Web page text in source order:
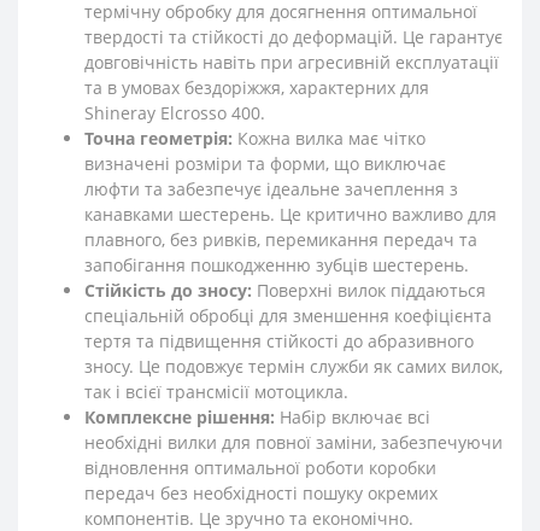
термічну обробку для досягнення оптимальної
твердості та стійкості до деформацій. Це гарантує
довговічність навіть при агресивній експлуатації
та в умовах бездоріжжя, характерних для
Shineray Elcrosso 400.
Точна геометрія: Кожна вилка має чітко
визначені розміри та форми, що виключає
люфти та забезпечує ідеальне зачеплення з
канавками шестерень. Це критично важливо для
плавного, без ривків, перемикання передач та
запобігання пошкодженню зубців шестерень.
Стійкість до зносу: Поверхні вилок піддаються
спеціальній обробці для зменшення коефіцієнта
тертя та підвищення стійкості до абразивного
зносу. Це подовжує термін служби як самих вилок,
так і всієї трансмісії мотоцикла.
Комплексне рішення: Набір включає всі
необхідні вилки для повної заміни, забезпечуючи
відновлення оптимальної роботи коробки
передач без необхідності пошуку окремих
компонентів. Це зручно та економічно.